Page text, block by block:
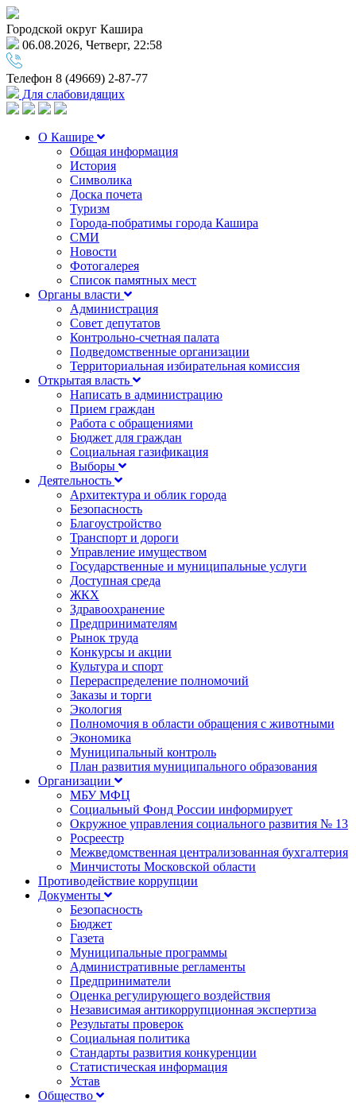
Городской округ Кашира
06.08.2026, Четверг, 22:58
Телефон 8 (49669) 2-87-77
Для слабовидящих
О Кашире
Общая информация
История
Символика
Доска почета
Туризм
Города-побратимы города Кашира
СМИ
Новости
Фотогалерея
Список памятных мест
Органы власти
Администрация
Совет депутатов
Контрольно-счетная палата
Подведомственные организации
Территориальная избирательная комиссия
Открытая власть
Написать в администрацию
Прием граждан
Работа с обращениями
Бюджет для граждан
Социальная газификация
Выборы
Деятельность
Архитектура и облик города
Безопасность
Благоустройство
Транспорт и дороги
Управление имуществом
Государственные и муниципальные услуги
Доступная среда
ЖКХ
Здравоохранение
Предпринимателям
Рынок труда
Конкурсы и акции
Культура и спорт
Перераспределение полномочий
Заказы и торги
Экология
Полномочия в области обращения с животными
Экономика
Муниципальный контроль
План развития муниципального образования
Организации
МБУ МФЦ
Социальный Фонд России информирует
Окружное управления социального развития № 13
Росреестр
Межведомственная централизованная бухгалтерия
Минчистоты Московской области
Противодействие коррупции
Документы
Безопасность
Бюджет
Газета
Муниципальные программы
Административные регламенты
Предприниматели
Оценка регулирующего воздействия
Независимая антикоррупционная экспертиза
Результаты проверок
Социальная политика
Стандарты развития конкуренции
Статистическая информация
Устав
Общество